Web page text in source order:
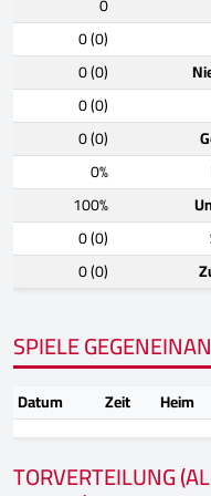
0
0 (0)
0 (0)
0 (0)
0 (0)
0%
100%
0 (0)
0 (0)
SPIELE
Datum Zeit Heim
TORVERTEILUNG